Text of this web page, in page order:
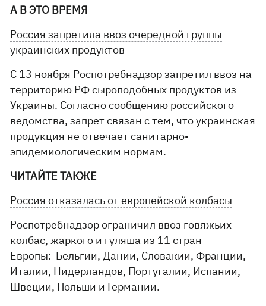
А В ЭТО ВРЕМЯ
Россия запретила ввоз очередной группы
украинских продуктов
C 13 ноября Роспотребнадзор запретил ввоз на
территорию РФ сыроподобных продуктов из
Украины. Согласно сообщению российского
ведомства, запрет связан с тем, что украинская
продукция не отвечает санитарно-
эпидемиологическим нормам.
ЧИТАЙТЕ ТАКЖЕ
Россия отказалась от европейской колбасы
Роспотребнадзор ограничил ввоз говяжьих
колбас, жаркого и гуляша из 11 стран
Европы: Бельгии, Дании, Словакии, Франции,
Италии, Нидерландов, Португалии, Испании,
Швеции, Польши и Германии.